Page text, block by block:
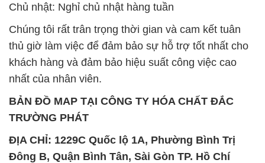
Chủ nhật: Nghỉ chủ nhật hàng tuần
Chúng tôi rất trân trọng thời gian và cam kết tuân
thủ giờ làm việc để đảm bảo sự hỗ trợ tốt nhất cho
khách hàng và đảm bảo hiệu suất công việc cao
nhất của nhân viên.
BẢN ĐỒ MAP TẠI CÔNG TY HÓA CHẤT ĐẮC
TRƯỜNG PHÁT
ĐỊA CHỈ: 1229C Quốc lộ 1A, Phường Bình Trị
Đông B, Quận Bình Tân, Sài Gòn TP. Hồ Chí